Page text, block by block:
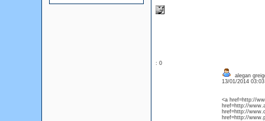
: 0
alegan
13/01/2014
<a href=http://
href=http://
href=http://
href=http://